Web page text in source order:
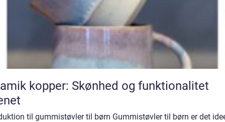
kopper: Skønhed og funktionalitet
til gummistøvler til børn Gummistøvler til børn er det